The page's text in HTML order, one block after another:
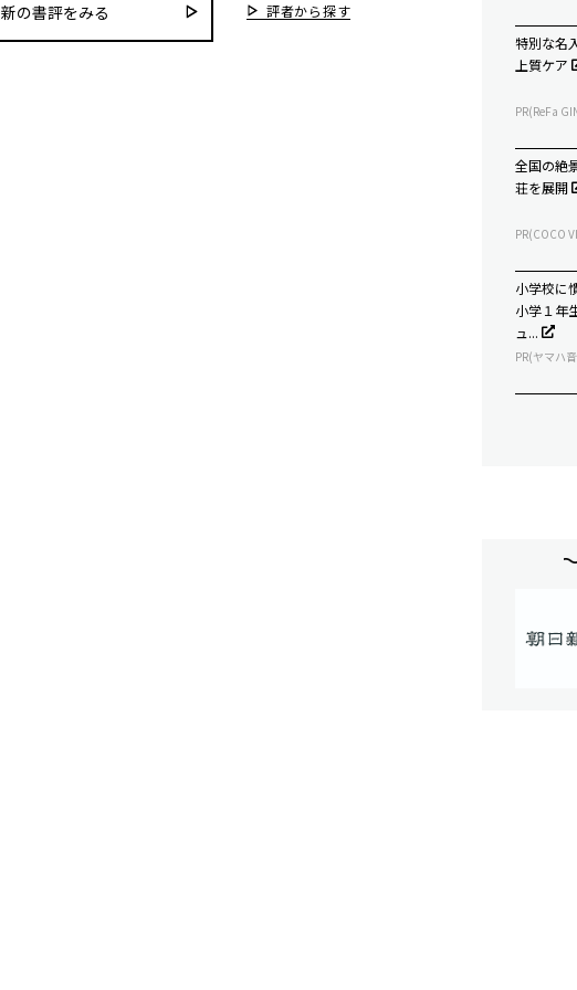
の書評をみる 評者から探す
特別な名
上質ケア
PR(ReFa
全国の絶
荘を展開
PR(COCO
小学校に
小学１年
ュ...
PR(ヤマハ